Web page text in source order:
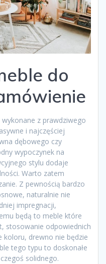
do
z prawdziwego
i najczęściej
dębowego czy
wypoczynek na
stylu dodaje
Warto zatem
Z pewnością bardzo
naturalnie nie
impregnacji,
będą to meble które
stosowanie odpowiednich
drewno nie będzie
tego typu to doskonałe
solidnego.